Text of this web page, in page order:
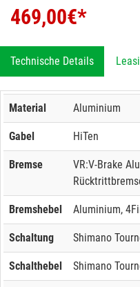
469,00€*
Technische Details
Material Aluminium
Gabel HiTen
Bremse
VR:V-Brake
Bremshebel Aluminium,
Schaltung Shimano
Schalthebel Shimano